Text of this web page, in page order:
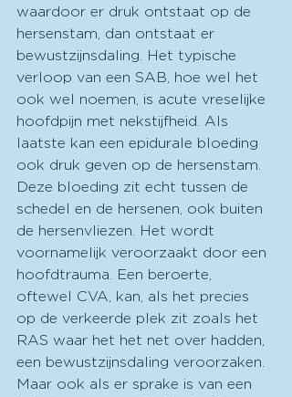
waardoor er druk ontstaat op de
hersenstam, dan ontstaat er
bewustzijnsdaling. Het typische
verloop van een SAB, hoe wel het
ook wel noemen, is acute vreselijke
hoofdpijn met nekstijfheid. Als
laatste kan een epidurale bloeding
ook druk geven op de hersenstam.
Deze bloeding zit echt tussen de
schedel en de hersenen, ook buiten
de hersenvliezen. Het wordt
voornamelijk veroorzaakt door een
hoofdtrauma. Een beroerte,
oftewel CVA, kan, als het precies
op de verkeerde plek zit zoals het
RAS waar het het net over hadden,
een bewustzijnsdaling veroorzaken.
Maar ook als er sprake is van een